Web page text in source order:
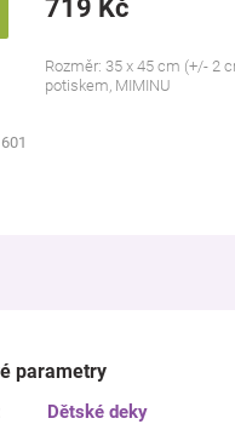
719 Kč
Rozměr: 35 x 45 cm (+/- 2
potiskem, MIMINU
parametry
Dětské deky